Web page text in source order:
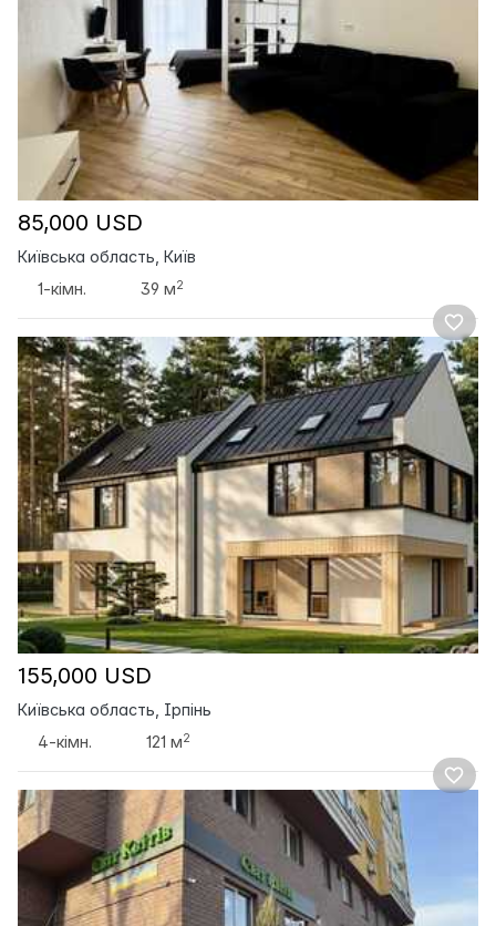
85,000 USD
Київська область, Київ
1-кімн.
39 м2
155,000 USD
Київська область, Ірпінь
4-кімн.
121 м2